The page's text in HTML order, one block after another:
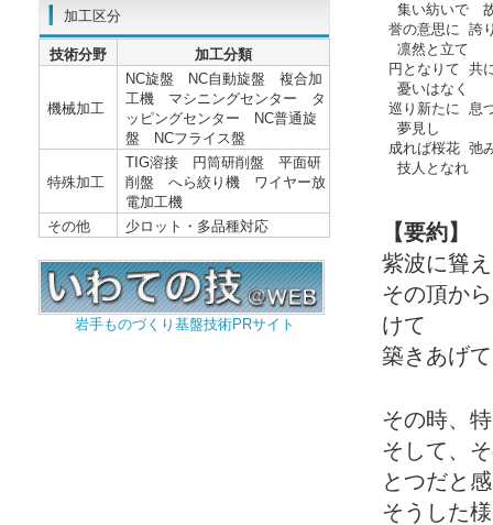
集い紡いで　故
誉の意思に 誇
凛然と立て
円となりて 共
憂いはなく
巡り新たに 息
夢見し
成れば桜花 弛
【要約】
紫波に聳
その頂か
けて
築きあげ
その時、
そして、
とつだと
そうした
加工区分
技術分野 加工分類
機械加工
NC旋盤 NC自動旋盤 複合加
工機 マシニングセンター タ
ッピングセンター NC普通旋
盤 NCフライス盤
特殊加工
TIG溶接 円筒研削盤 平面研
削盤 へら絞り機 ワイヤー放
電加工機
その他
少ロット・多品種対応
岩手ものづくり基盤技術PRサイト